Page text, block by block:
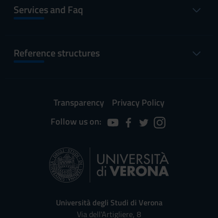
Services and Faq
Reference structures
Transparency
Privacy Policy
Follow us on:
Università degli Studi di Verona
Via dell'Artigliere, 8